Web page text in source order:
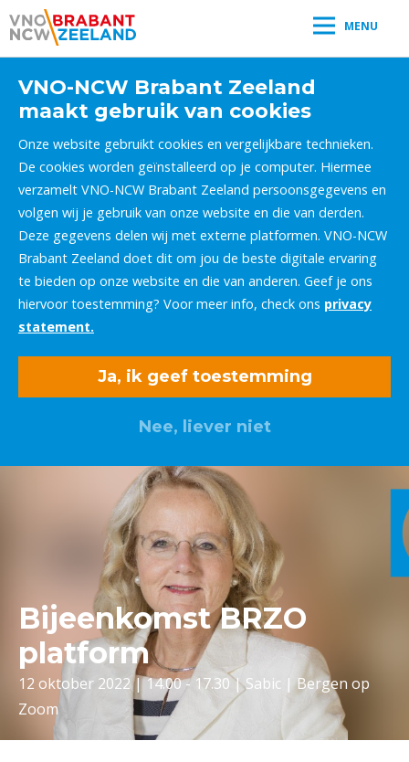
MENU
VNO-NCW Brabant Zeeland
maakt gebruik van cookies
Onze website gebruikt cookies en vergelijkbare technieken.
De cookies worden geïnstalleerd op je computer. Hiermee
verzamelt VNO-NCW Brabant Zeeland persoonsgegevens en
volgen wij je gebruik van onze website en die van derden.
Deze gegevens delen wij met externe platformen. VNO-NCW
Brabant Zeeland doet dit om jou de beste digitale ervaring
te bieden op onze website en die van anderen. Geef je ons
hiervoor toestemming? Voor meer info, check ons privacy
statement.
Ja, ik geef toestemming
Nee, liever niet
Bijeenkomst BRZO
platform
12 oktober 2022 | 14.00 - 17.30 | Sabic | Bergen op
Zoom